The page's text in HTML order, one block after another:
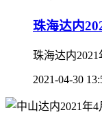
珠海达内
珠海达内
2021-04-30